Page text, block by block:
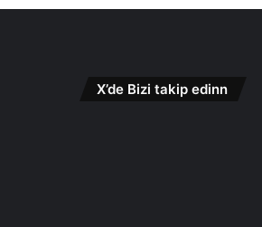
X’de Bizi takip edinn